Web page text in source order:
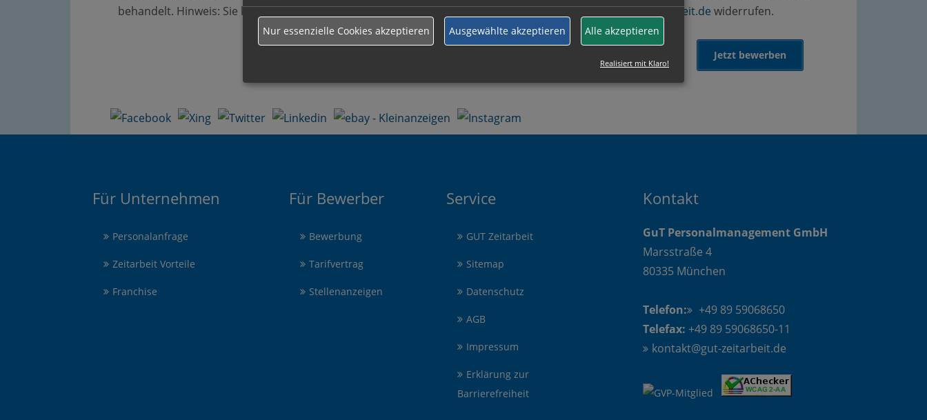
behandelt. Hinweis: Sie können Ihre Einwilligung jederzeit für die Zukunft per E-Mail an kontakt@gut-zeitarbeit.de widerrufen.
Für Unternehmen
Personalanfrage
Zeitarbeit Vorteile
Franchise
Für Bewerber
Bewerbung
Tarifvertrag
Stellenanzeigen
Service
GUT Zeitarbeit
Sitemap
Datenschutz
AGB
Impressum
Erklärung zur
Barrierefreiheit
Kontakt
GuT Personalmanagement GmbH
Marsstraße 4
80335 München
Telefon:
+49 89 59068650
Telefax: +49 89 59068650-11
kontakt@gut-zeitarbeit.de
Nur essenzielle Cookies akzeptieren Ausgewählte akzeptieren Alle akzeptieren
Realisiert mit Klaro!